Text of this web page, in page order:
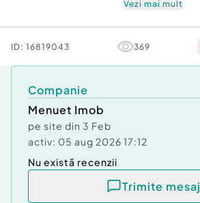
Comfort 1
Vezi mai mult
ID: 16819043 369
Companie
Menuet Imob
pe site din 3 Feb
activ: 05 aug 2026 17:12
Nu există recenzii
Trimite mesaj